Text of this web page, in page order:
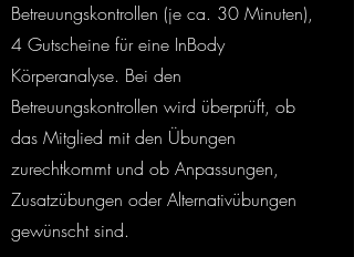
Betreuungskontrollen (je ca. 30 Minuten),
4 Gutscheine für eine InBody
Körperanalyse. Bei den
Betreuungskontrollen wird überprüft, ob
das Mitglied mit den Übungen
zurechtkommt und ob Anpassungen,
Zusatzübungen oder Alternativübungen
gewünscht sind.